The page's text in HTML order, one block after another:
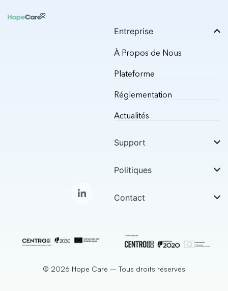
Entreprise
À Propos de Nous
Plateforme
Réglementation
Actualités
Support
Politiques
Contact
© 2026 Hope Care – Tous droits réservés